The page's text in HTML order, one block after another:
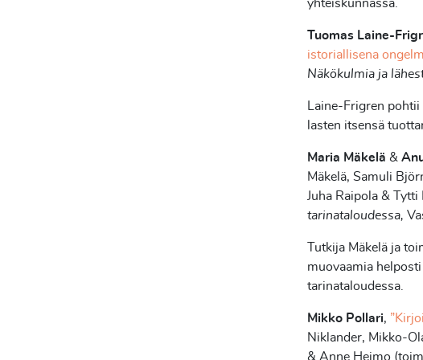
yhteiskunnassa.
Tuomas Laine-
istoriallisena
Näkökulmia ja
Laine-Frigren
lasten itsensä
Maria Mäkelä &
Mäkelä, Samuli
Juha Raipola &
tarinataloudessa,
Tutkija Mäkelä ja
muovaamia
tarinataloudessa.
Mikko Pollari,
Niklander, Mikko-
& Anne Heimo